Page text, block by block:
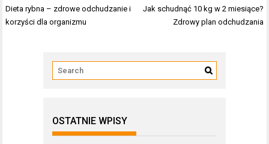
Nawigacja
wpisu
Dieta rybna – zdrowe odchudzanie i
korzyści dla organizmu
Jak schudnąć 10 kg w 2 miesiące?
Zdrowy plan odchudzania
OSTATNIE WPISY